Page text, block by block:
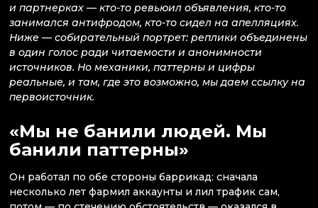
и партнерках — кто-то ревьюил объявления, кто-то
занимался антифродом, кто-то сидел на апелляциях.
Ниже — собирательный портрет: реплики объединены
в один голос ради читаемости и анонимности
источников. Но механики, паттерны и цифры
реальные, и там, где это возможно, мы даем ссылку на
первоисточник.
«Мы не банили людей. Мы
банили паттерны»
Он работал по обе стороны баррикад: сначала
несколько лет фармил аккаунты и лил трафик сам,